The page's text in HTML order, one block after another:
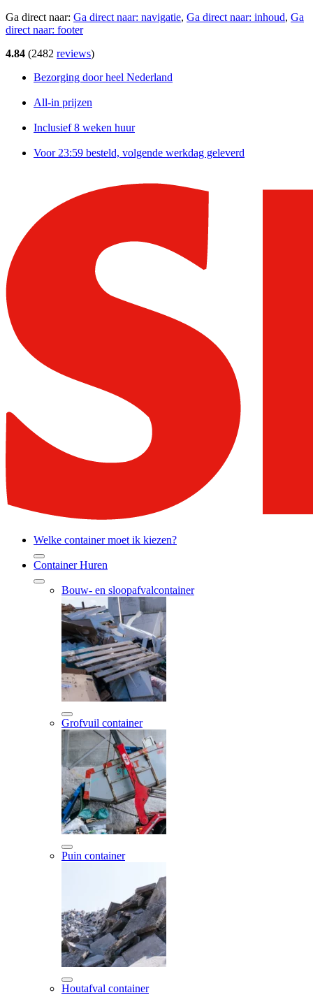
Ga direct naar: Ga direct naar: navigatie, Ga direct naar: inhoud, Ga
direct naar: footer
4.84 (2482 reviews)
Bezorging door heel Nederland
All-in prijzen
Inclusief 8 weken huur
Voor 23:59 besteld, volgende werkdag geleverd
Welke container moet ik kiezen?
Container Huren
Bouw- en sloopafvalcontainer
Grofvuil container
Puin container
Houtafval container